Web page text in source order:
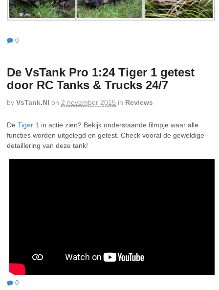
0
De VsTank Pro 1:24 Tiger 1 getest
door RC Tanks & Trucks 24/7
by VsTank.nl on 2 november 2015 in Reviews
De Tiger 1 in actie zien? Bekijk onderstaande filmpje waar alle
functies worden uitgelegd en getest. Check vooral de geweldige
detaillering van deze tank!
0